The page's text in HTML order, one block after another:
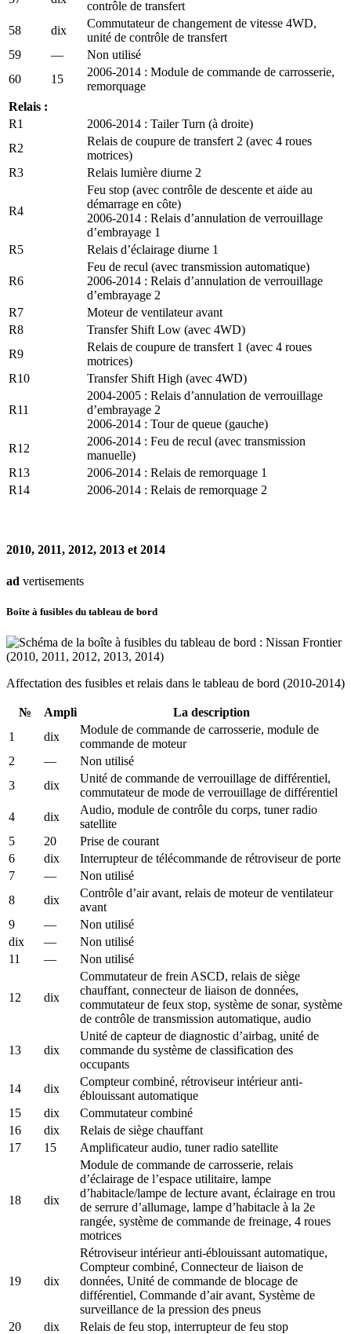
contrôle de transfert
58
dix
Commutateur de changement de vitesse 4WD,
unité de contrôle de transfert
59
—
Non utilisé
60
15
2006-2014 : Module de commande de carrosserie,
remorquage
Relais :
R1
2006-2014 : Tailer Turn (à droite)
R2
Relais de coupure de transfert 2 (avec 4 roues
motrices)
R3
Relais lumière diurne 2
R4
Feu stop (avec contrôle de descente et aide au
démarrage en côte)
2006-2014 : Relais d’annulation de verrouillage
d’embrayage 1
R5
Relais d’éclairage diurne 1
R6
Feu de recul (avec transmission automatique)
2006-2014 : Relais d’annulation de verrouillage
d’embrayage 2
R7
Moteur de ventilateur avant
R8
Transfer Shift Low (avec 4WD)
R9
Relais de coupure de transfert 1 (avec 4 roues
motrices)
R10
Transfer Shift High (avec 4WD)
R11
2004-2005 : Relais d’annulation de verrouillage
d’embrayage 2
2006-2014 : Tour de queue (gauche)
R12
2006-2014 : Feu de recul (avec transmission
manuelle)
R13
2006-2014 : Relais de remorquage 1
R14
2006-2014 : Relais de remorquage 2
2010, 2011, 2012, 2013 et 2014
ad vertisements
Boîte à fusibles du tableau de bord
Affectation des fusibles et relais dans le tableau de bord (2010-2014)
№ Ampli
La description
1
dix
Module de commande de carrosserie, module de
commande de moteur
2
—
Non utilisé
3
dix
Unité de commande de verrouillage de différentiel,
commutateur de mode de verrouillage de différentiel
4
dix
Audio, module de contrôle du corps, tuner radio
satellite
5
20
Prise de courant
6
dix
Interrupteur de télécommande de rétroviseur de porte
7
—
Non utilisé
8
dix
Contrôle d’air avant, relais de moteur de ventilateur
avant
9
—
Non utilisé
dix
—
Non utilisé
11
— Non utilisé
12 dix
Commutateur de frein ASCD, relais de siège
chauffant, connecteur de liaison de données,
commutateur de feux stop, système de sonar, système
de contrôle de transmission automatique, audio
13 dix
Unité de capteur de diagnostic d’airbag, unité de
commande du système de classification des
occupants
14
dix
Compteur combiné, rétroviseur intérieur anti-
éblouissant automatique
15
dix
Commutateur combiné
16
dix
Relais de siège chauffant
17
15 Amplificateur audio, tuner radio satellite
18 dix
Module de commande de carrosserie, relais
d’éclairage de l’espace utilitaire, lampe
d’habitacle/lampe de lecture avant, éclairage en trou
de serrure d’allumage, lampe d’habitacle à la 2e
rangée, système de commande de freinage, 4 roues
motrices
19 dix
Rétroviseur intérieur anti-éblouissant automatique,
Compteur combiné, Connecteur de liaison de
données, Unité de commande de blocage de
différentiel, Commande d’air avant, Système de
surveillance de la pression des pneus
20
dix Relais de feu stop, interrupteur de feu stop